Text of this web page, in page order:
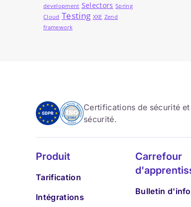
development Selectors Spring
Cloud Testing XXE Zend
framework
Certifications de sécurité
sécurité.
Produit
Tarification
Intégrations
Carrefour
Bulletin